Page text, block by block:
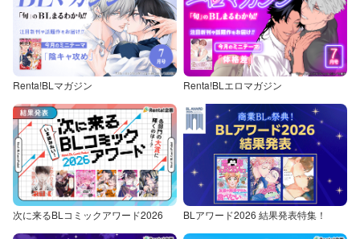
Renta!BLマガジン Renta!BLエロマガジン
次に来るBLコミックアワード2026 BLアワード2026 結果発表特集！